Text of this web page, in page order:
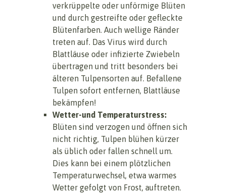
verkrüppelte oder unförmige Blüten
und durch gestreifte oder gefleckte
Blütenfarben. Auch wellige Ränder
treten auf. Das Virus wird durch
Blattläuse oder infizierte Zwiebeln
übertragen und tritt besonders bei
älteren Tulpensorten auf. Befallene
Tulpen sofort entfernen, Blattläuse
bekämpfen!
Wetter-und Temperaturstress:
Blüten sind verzogen und öffnen sich
nicht richtig, Tulpen blühen kürzer
als üblich oder fallen schnell um.
Dies kann bei einem plötzlichen
Temperaturwechsel, etwa warmes
Wetter gefolgt von Frost, auftreten.